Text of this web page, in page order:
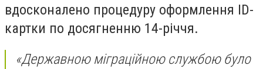
вдосконалено процедуру оформлення ID-
картки по досягненню 14-річчя.
«Державною міграційною службою було